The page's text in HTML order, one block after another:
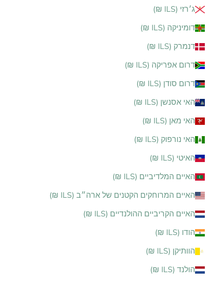
ג׳רזי (ILS ₪)
דומיניקה (ILS ₪)
דנמרק (ILS ₪)
דרום אפריקה (ILS ₪)
דרום סודן (ILS ₪)
האי אסנשן (ILS ₪)
האי מאן (ILS ₪)
האי נורפוק (ILS ₪)
האיטי (ILS ₪)
האיים המלדיביים (ILS ₪)
האיים המרוחקים הקטנים של ארה״ב (ILS ₪)
האיים הקריביים ההולנדיים (ILS ₪)
הודו (ILS ₪)
הוותיקן (ILS ₪)
הולנד (ILS ₪)